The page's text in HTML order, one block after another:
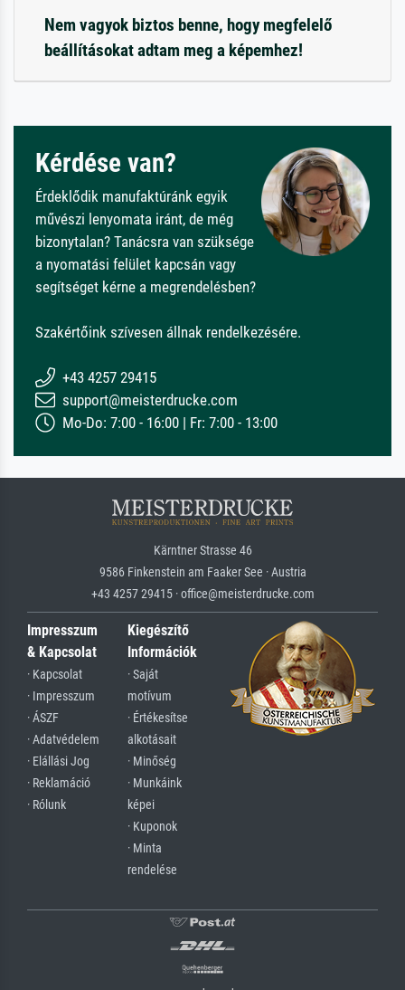
Nem vagyok biztos benne, hogy megfelelő
beállításokat adtam meg a képemhez!
Kérdése van?
Érdeklődik manufaktúránk egyik
művészi lenyomata iránt, de még
bizonytalan? Tanácsra van szüksége
a nyomatási felület kapcsán vagy
segítséget kérne a megrendelésben?
Szakértőink szívesen állnak rendelkezésére.
+43 4257 29415
support@meisterdrucke.com
Mo-Do: 7:00 - 16:00 | Fr: 7:00 - 13:00
Kärntner Strasse 46
9586 Finkenstein am Faaker See · Austria
+43 4257 29415 · office@meisterdrucke.com
Impresszum
& Kapcsolat
· Kapcsolat
· Impresszum
· ÁSZF
· Adatvédelem
· Elállási Jog
· Reklamáció
· Rólunk
Kiegészítő
Információk
· Saját
motívum
· Értékesítse
alkotásait
· Minőség
· Munkáink
képei
· Kuponok
· Minta
rendelése